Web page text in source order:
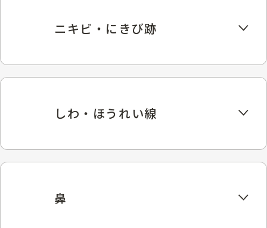
ニキビ・にきび跡
しわ・ほうれい線
鼻